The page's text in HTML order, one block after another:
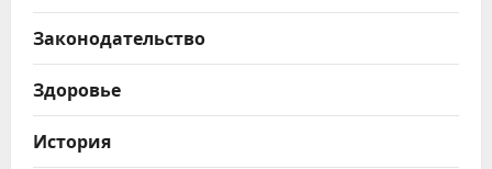
Законодательство
Здоровье
История